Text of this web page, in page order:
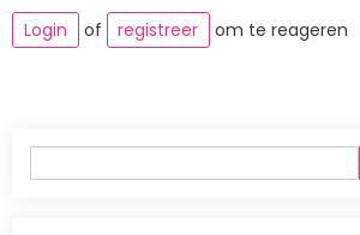
Login
of registreer om te reageren